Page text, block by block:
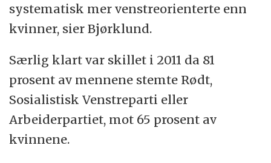
systematisk mer venstreorienterte enn
kvinner, sier Bjørklund.
Særlig klart var skillet i 2011 da 81
prosent av mennene stemte Rødt,
Sosialistisk Venstreparti eller
Arbeiderpartiet, mot 65 prosent av
kvinnene.